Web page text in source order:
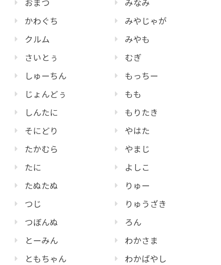
おまつ
かわぐち
クルム
さいとぅ
しゅーちん
じょんどぅ
しんたに
そにどり
たかむら
たに
たぬたぬ
つじ
つぼんぬ
とーみん
ともちゃん
みなみ
みやじゃが
みやも
むぎ
もっちー
もも
もりたき
やはた
やまじ
よしこ
りゅー
りゅうざき
ろん
わかさま
わかばやし